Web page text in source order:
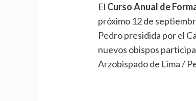
El Curso Anual de
próximo 12 de
Pedro presidida por el
nuevos obispos
Arzobispado de Lima /